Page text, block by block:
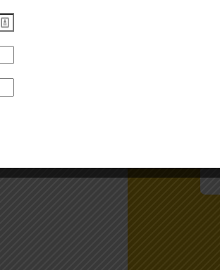
om att vara modig och
gör det, har du ofta